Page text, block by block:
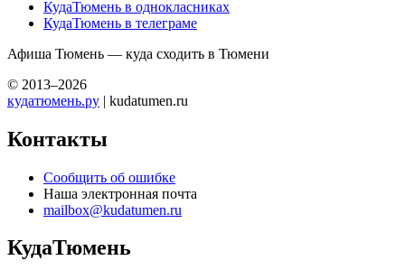
КудаТюмень в однокласниках
КудаТюмень в телеграме
Афиша Тюмень — куда сходить в Тюмени
© 2013–2026
кудатюмень.ру | kudatumen.ru
Контакты
Сообщить об ошибке
Наша электронная почта
mailbox@kudatumen.ru
КудаТюмень